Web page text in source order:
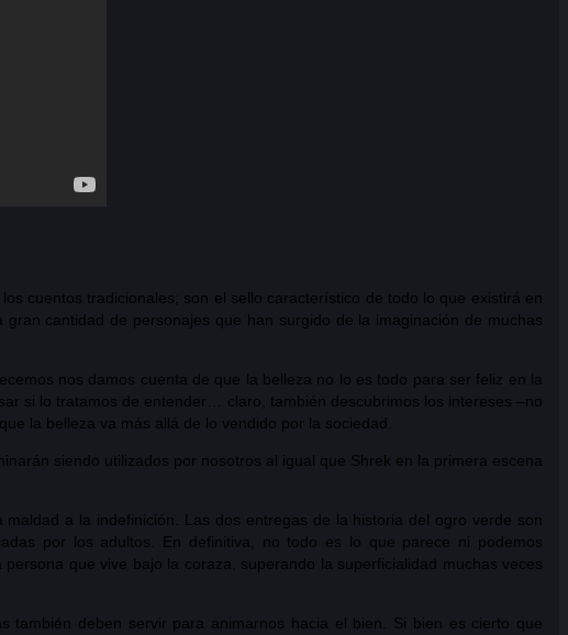
cuentos tradicionales; son el sello característico de todo lo que existirá en
cantidad de personajes que han surgido de la imaginación de muchas
nos damos cuenta de que la belleza no lo es todo para ser feliz en la
si lo tratamos de entender… claro, también descubrimos los intereses –no
la belleza va más allá de lo vendido por la sociedad.
siendo utilizados por nosotros al igual que Shrek en la primera escena
a la indefinición. Las dos entregas de la historia del ogro verde son
por los adultos. En definitiva, no todo es lo que parece ni podemos
que vive bajo la coraza, superando la superficialidad muchas veces
deben servir para animarnos hacia el bien. Si bien es cierto que